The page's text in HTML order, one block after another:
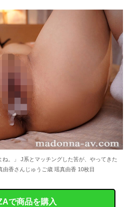
ね。」 J系とマッチングした筈が、やってきた
由香さんじゅうご歳 瑶真由香 10枚目
で商品を購入